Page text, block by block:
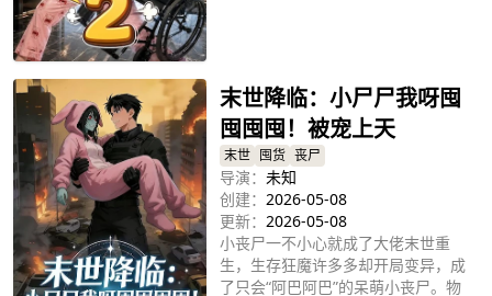
末世降临：小尸尸我呀囤
囤囤囤！被宠上天
末世 囤货 丧尸
导演： 未知
创建： 2026-05-08
更新： 2026-05-08
小丧尸一不小心就成了大佬末世重
生，生存狂魔许多多却开局变异，成
了只会“阿巴阿巴”的呆萌小丧尸。物